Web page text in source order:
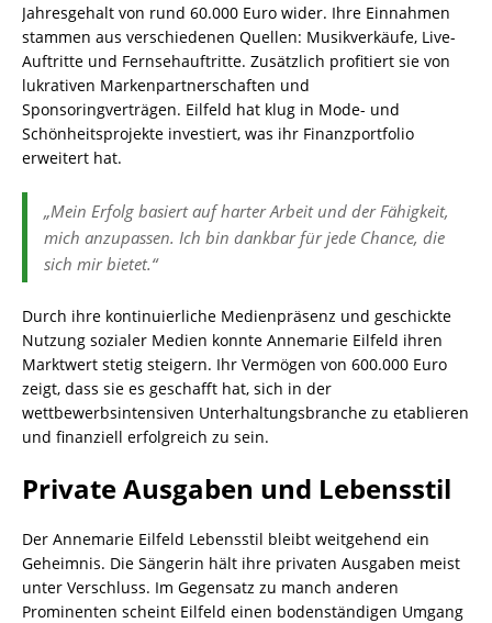
Jahresgehalt von rund 60.000 Euro wider. Ihre Einnahmen
stammen aus verschiedenen Quellen: Musikverkäufe, Live-
Auftritte und Fernsehauftritte. Zusätzlich profitiert sie von
lukrativen Markenpartnerschaften und
Sponsoringverträgen. Eilfeld hat klug in Mode- und
Schönheitsprojekte investiert, was ihr Finanzportfolio
erweitert hat.
„Mein Erfolg basiert auf harter Arbeit und der Fähigkeit,
mich anzupassen. Ich bin dankbar für jede Chance, die
sich mir bietet.“
Durch ihre kontinuierliche Medienpräsenz und geschickte
Nutzung sozialer Medien konnte Annemarie Eilfeld ihren
Marktwert stetig steigern. Ihr Vermögen von 600.000 Euro
zeigt, dass sie es geschafft hat, sich in der
wettbewerbsintensiven Unterhaltungsbranche zu etablieren
und finanziell erfolgreich zu sein.
Private Ausgaben und Lebensstil
Der Annemarie Eilfeld Lebensstil bleibt weitgehend ein
Geheimnis. Die Sängerin hält ihre privaten Ausgaben meist
unter Verschluss. Im Gegensatz zu manch anderen
Prominenten scheint Eilfeld einen bodenständigen Umgang